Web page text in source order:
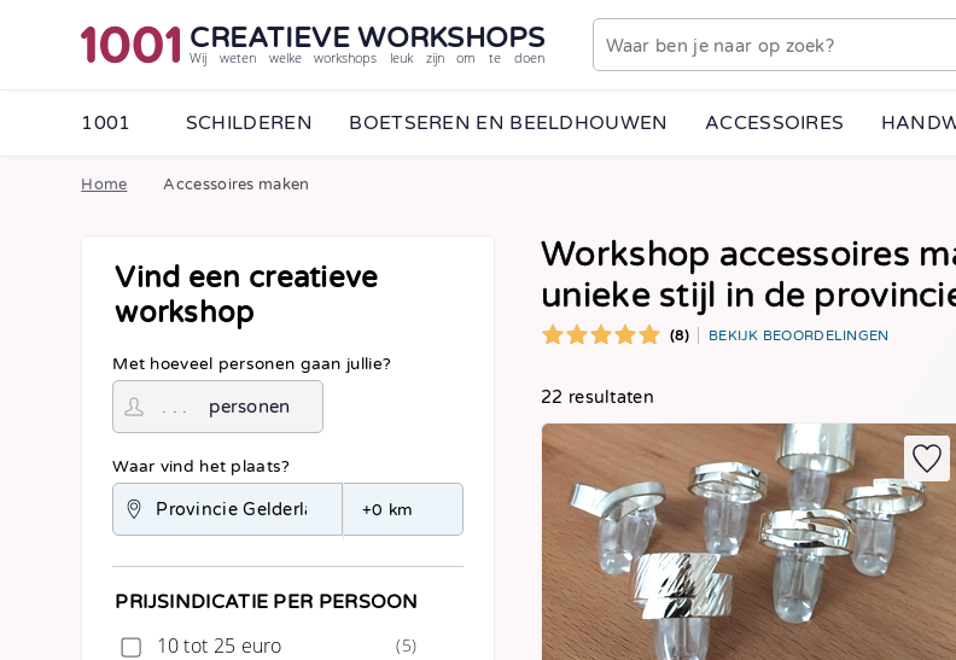
CREATIEVE WORKSHOPS
Wij weten welke workshops leuk zijn om te doen
1001 SCHILDEREN BOETSEREN EN BEELDHOUWEN ACCESSOIRES
Home Accessoires maken
Vind een creatieve
workshop
Met hoeveel personen gaan jullie?
personen
Waar vind het plaats?
PRIJSINDICATIE PER PERSOON
10 tot 25 euro (5)
Workshop accessoires
unieke stijl in de
(8) BEKIJK BEOORDELINGEN
22 resultaten